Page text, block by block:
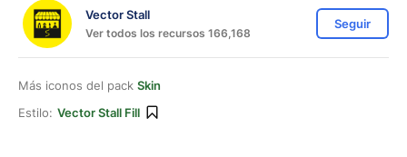
Vector Stall
Ver todos los recursos 166,168
Seguir
Más iconos del pack Skin
Estilo: Vector Stall Fill